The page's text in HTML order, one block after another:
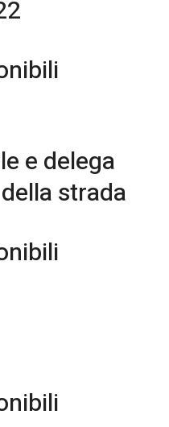
e delega
strada